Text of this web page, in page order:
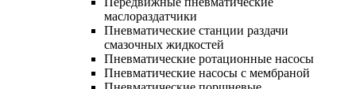
маслораздатчики
Пневматические станции раздачи
смазочных жидкостей
Пневматические ротационные насосы
Пневматические насосы с мембраной